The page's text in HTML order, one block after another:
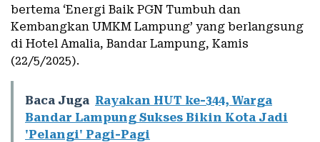
bertema ‘Energi Baik PGN Tumbuh dan
Kembangkan UMKM Lampung’ yang berlangsung
di Hotel Amalia, Bandar Lampung, Kamis
(22/5/2025).
Baca Juga Rayakan HUT ke-344, Warga
Bandar Lampung Sukses Bikin Kota Jadi
'Pelangi' Pagi-Pagi